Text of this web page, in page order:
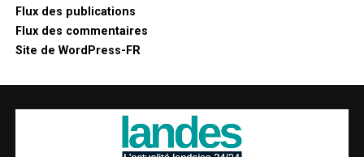
Flux des publications
Flux des commentaires
Site de WordPress-FR